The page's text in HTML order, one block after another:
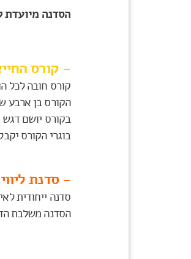
הסדנה מיועדת
- קורס
קורס חובה לכל
הקורס בן ארבע
בקורס יושם דגש
בוגרי הקורס
- סדנת
סדנה ייחודית
הסדנה משלבת